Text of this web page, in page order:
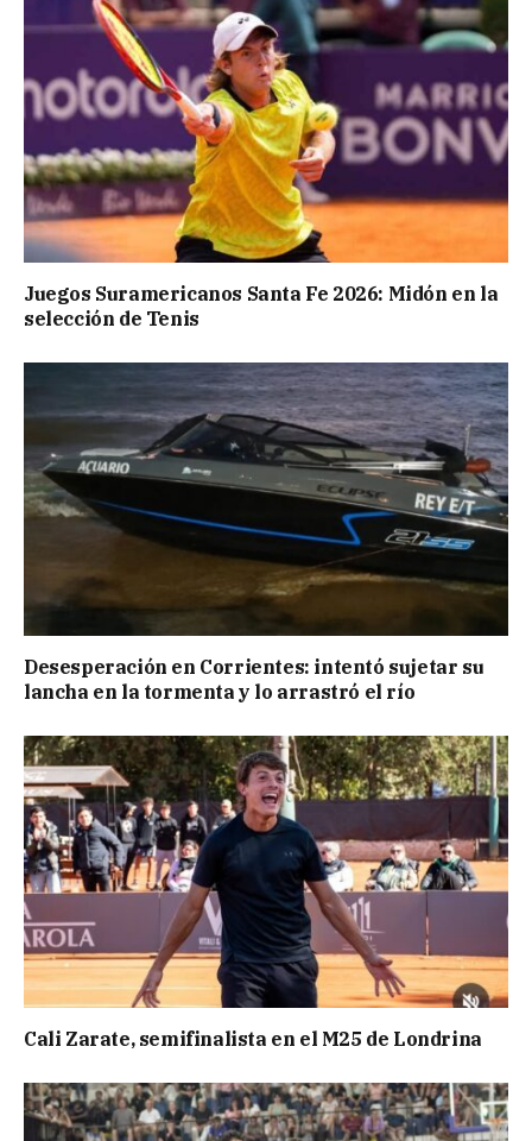
Juegos Suramericanos Santa Fe 2026: Midón en la
selección de Tenis
Desesperación en Corrientes: intentó sujetar su
lancha en la tormenta y lo arrastró el río
Cali Zarate, semifinalista en el M25 de Londrina